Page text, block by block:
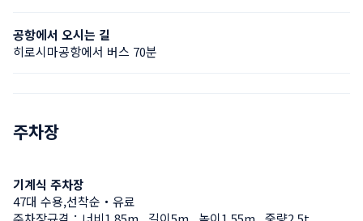
공항에서 오시는 길
히로시마공항에서 버스 70분
주차장
기계식 주차장
47대 수용,선착순・유료